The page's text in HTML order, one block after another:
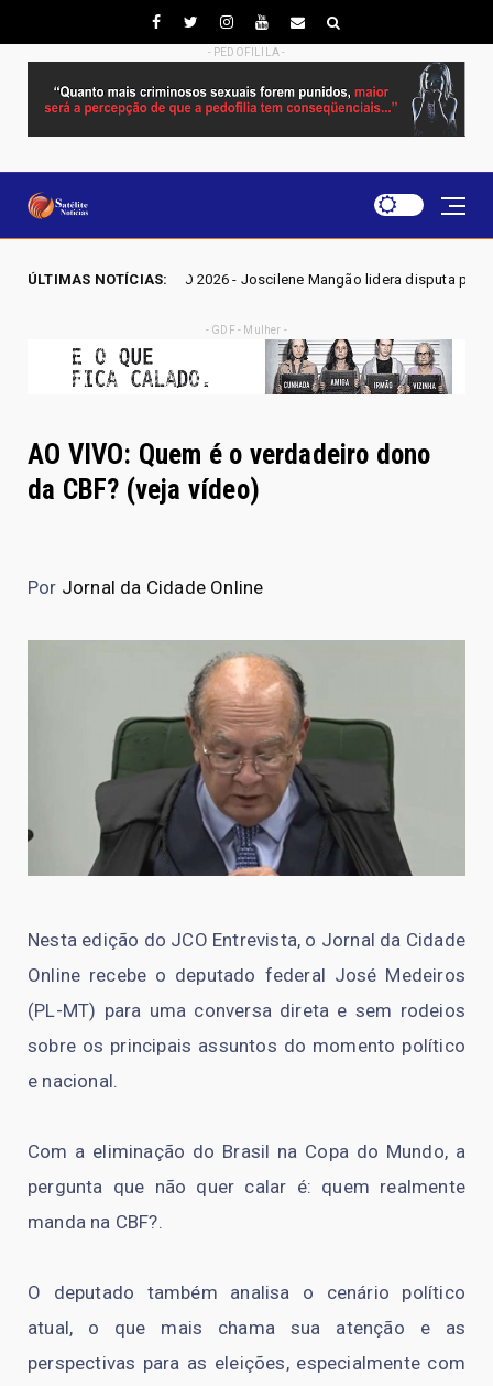
- PEDOFILILA -
ÚLTIMAS NOTÍCIAS:
GO 2026 - Joscilene Mangão lidera disputa por vaga na Alego em
- GDF - Mulher -
AO VIVO: Quem é o verdadeiro dono
da CBF? (veja vídeo)
Por Jornal da Cidade Online
Nesta edição do JCO Entrevista, o Jornal da Cidade
Online recebe o deputado federal José Medeiros
(PL-MT) para uma conversa direta e sem rodeios
sobre os principais assuntos do momento político
e nacional.
Com a eliminação do Brasil na Copa do Mundo, a
pergunta que não quer calar é: quem realmente
manda na CBF?.
O deputado também analisa o cenário político
atual, o que mais chama sua atenção e as
perspectivas para as eleições, especialmente com